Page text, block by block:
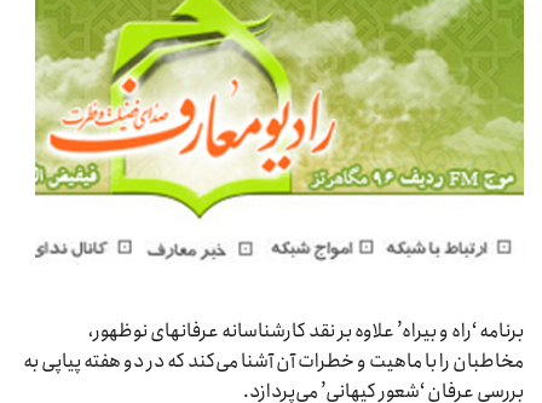
برنامه ‘راه و بیراه’ علاوه بر نقد کارشناسانه عرفانهای نوظهور،
مخاطبان را با ماهیت و خطرات آن آشنا می‌کند که در دو هفته پیاپی به
بررسی عرفان ‘شعور کیهانی’ می‌پردازد.